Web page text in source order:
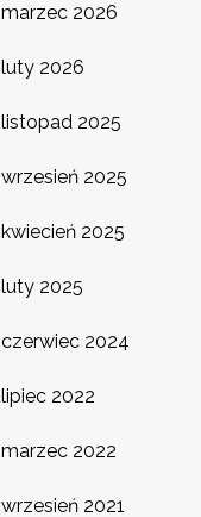
marzec 2026
luty 2026
listopad 2025
wrzesień 2025
kwiecień 2025
luty 2025
czerwiec 2024
lipiec 2022
marzec 2022
wrzesień 2021